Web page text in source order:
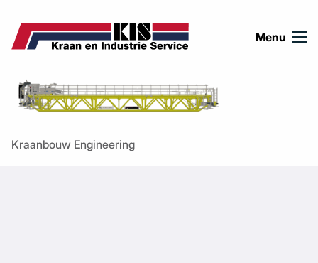
Menu
Kraanbouw Engineering